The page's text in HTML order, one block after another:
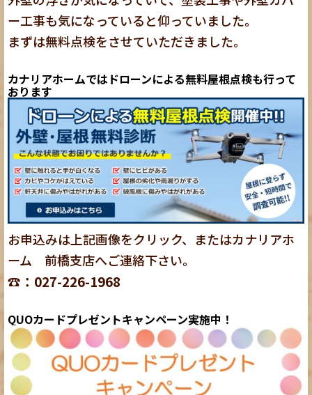
ー工事も気になっていると仰っていました。
まずは無料点検をさせていただきました。
カナリアホームではドローンによる無料屋根点検も行って
おります
お申込みは上記画像をクリック、またはカナリアホ
ーム 前橋支店へご連絡下さい。
☎：027-226-1968
QUOカードプレゼントキャンペーン実施中！